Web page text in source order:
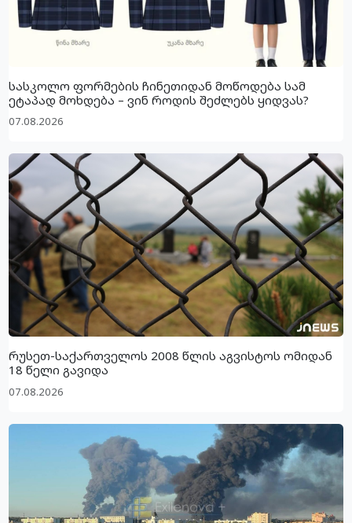
სასკოლო ფორმების ჩინეთიდან მოწოდება სამ
ეტაპად მოხდება – ვინ როდის შეძლებს ყიდვას?
07.08.2026
რუსეთ-საქართველოს 2008 წლის აგვისტოს ომიდან
18 წელი გავიდა
07.08.2026